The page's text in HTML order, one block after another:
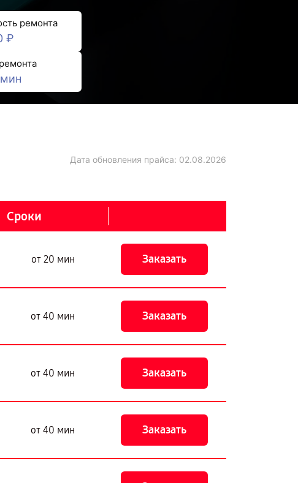
ремонта
₽
Дата обновления прайса: 02.08.2026
Сроки
от 20 мин Заказать
от 40 мин Заказать
от 40 мин Заказать
от 40 мин Заказать